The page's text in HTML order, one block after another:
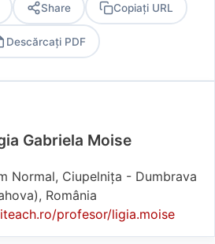
Share Copiați URL
Descărcați PDF
Gabriela Moise
Normal, Ciupelnița - Dumbrava
România
iteach.ro/profesor/ligia.moise